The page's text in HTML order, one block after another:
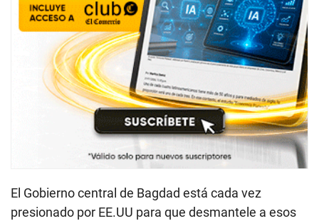
El Gobierno central de Bagdad está cada vez
presionado por EE.UU para que desmantele a esos